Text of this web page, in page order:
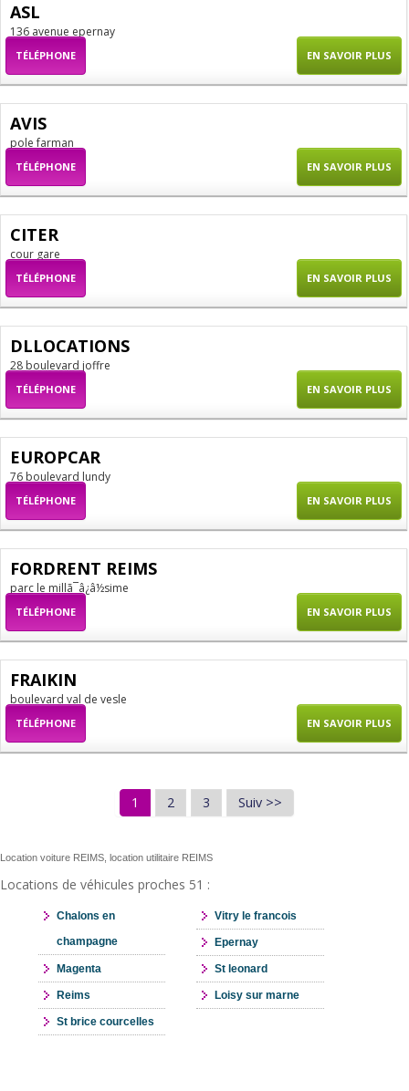
ASL
136 avenue epernay
TÉLÉPHONE EN SAVOIR PLUS
AVIS
pole farman
TÉLÉPHONE EN SAVOIR PLUS
CITER
cour gare
TÉLÉPHONE EN SAVOIR PLUS
DLLOCATIONS
28 boulevard joffre
TÉLÉPHONE EN SAVOIR PLUS
EUROPCAR
76 boulevard lundy
TÉLÉPHONE EN SAVOIR PLUS
FORDRENT REIMS
parc le millã¯â¿â½sime
TÉLÉPHONE EN SAVOIR PLUS
FRAIKIN
boulevard val de vesle
TÉLÉPHONE EN SAVOIR PLUS
1 2 3 Suiv >>
Location voiture REIMS, location utilitaire REIMS
Locations de véhicules proches 51 :
Chalons en
champagne
Vitry le francois
Epernay
Magenta St leonard
Reims Loisy sur marne
St brice courcelles